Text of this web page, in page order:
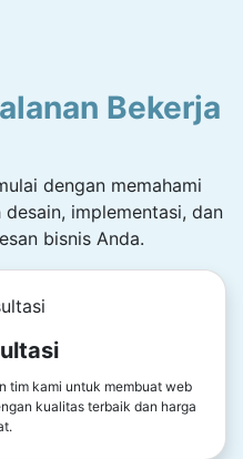
Bekerja
dengan memahami
implementasi, dan
bisnis Anda.
tim kami untuk membuat web
kualitas terbaik dan harga